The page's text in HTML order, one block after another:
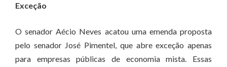
Exceção
O senador Aécio Neves acatou uma emenda proposta
pelo senador José Pimentel, que abre exceção apenas
para empresas públicas de economia mista. Essas